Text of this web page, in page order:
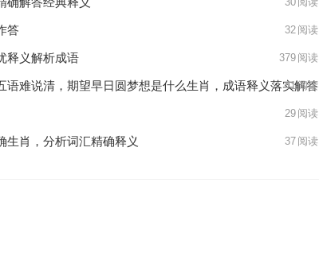
答 32 阅读
释义解析成语 379 阅读
难说清，期望早日圆梦想是什么生肖，成语释义落实解答
41阅读
29 阅读
生肖，分析词汇精确释义 37 阅读